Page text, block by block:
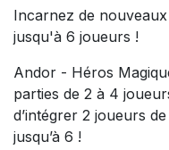
Incarnez de
jusqu'à 6 joueurs !
Andor - Héros
parties de 2 à 4
d’intégrer 2 joueurs
jusqu’à 6 !